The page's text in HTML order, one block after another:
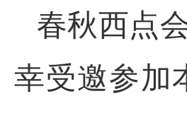
春秋西点
幸受邀参加